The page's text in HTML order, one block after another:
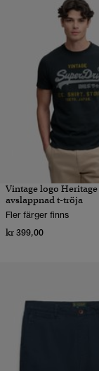
Vintage logo Heritage
avslappnad t-tröja
Fler färger finns
kr 399,00